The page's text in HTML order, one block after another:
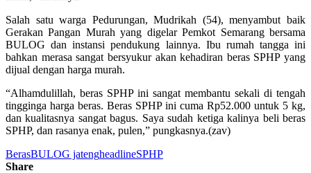
Salah satu warga Pedurungan, Mudrikah (54), menyambut baik
Gerakan Pangan Murah yang digelar Pemkot Semarang bersama
BULOG dan instansi pendukung lainnya. Ibu rumah tangga ini
bahkan merasa sangat bersyukur akan kehadiran beras SPHP yang
dijual dengan harga murah.
“Alhamdulillah, beras SPHP ini sangat membantu sekali di tengah
tingginga harga beras. Beras SPHP ini cuma Rp52.000 untuk 5 kg,
dan kualitasnya sangat bagus. Saya sudah ketiga kalinya beli beras
SPHP, dan rasanya enak, pulen,” pungkasnya.(zav)
BerasBULOG jatengheadlineSPHP
Share